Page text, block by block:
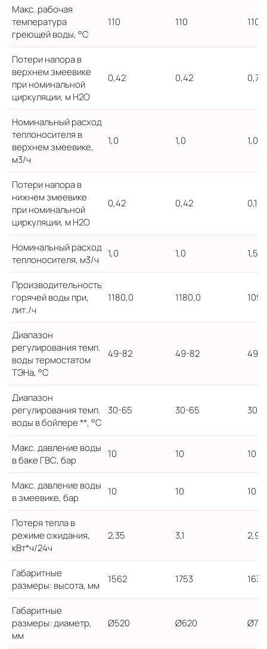
Макс. рабочая
температура
греющей воды, °C
110 110 110
Потери напора в
верхнем змеевике
при номинальной
циркуляции, м H2O
0,42 0,42 0,7
Номинальный расход
теплоносителя в
верхнем змеевике,
м3/ч
1,0 1,0 1,0
Потери напора в
нижнем змеевике
при номинальной
циркуляции, м H2O
0,42 0,42 0,15
Номинальный расход
теплоносителя, м3/ч
1,0 1,0 1,5
Производительность
горячей воды при,
лит./ч
1180,0 1180,0
Диапазон
регулирования темп.
воды термостатом
ТЭНа, °C
49-82 49-82 49-
Диапазон
регулирования темп.
воды в бойлере **, °C
30-65 30-65 30-
Макс. давление воды
в баке ГВС, бар
10 10 10
Макс. давление воды
в змеевике, бар
10 10 10
Потеря тепла в
режиме ожидания,
кВт*ч/24ч
2,35 3,1 2,95
Габаритные
размеры: высота, мм
1562 1753 1632
Габаритные
размеры: диаметр,
мм
Ø520 Ø620 Ø710